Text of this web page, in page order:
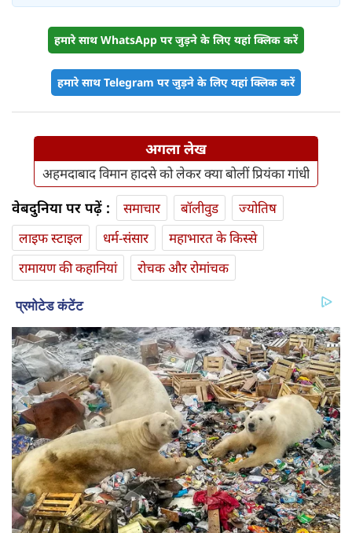
हमारे साथ WhatsApp पर जुड़ने के लिए यहां क्लिक करें
हमारे साथ Telegram पर जुड़ने के लिए यहां क्लिक करें
अगला लेख
अहमदाबाद विमान हादसे को लेकर क्‍या बोलीं प्रियंका गांधी
वेबदुनिया पर पढ़ें : समाचार बॉलीवुड
ज्योतिष
लाइफ स्‍टाइल
धर्म-संसार
महाभारत के किस्से
रामायण की कहानियां
रोचक और रोमांचक